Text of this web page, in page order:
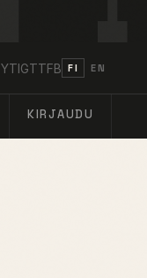
YTIGTTFB FI EN
KIRJAUDU